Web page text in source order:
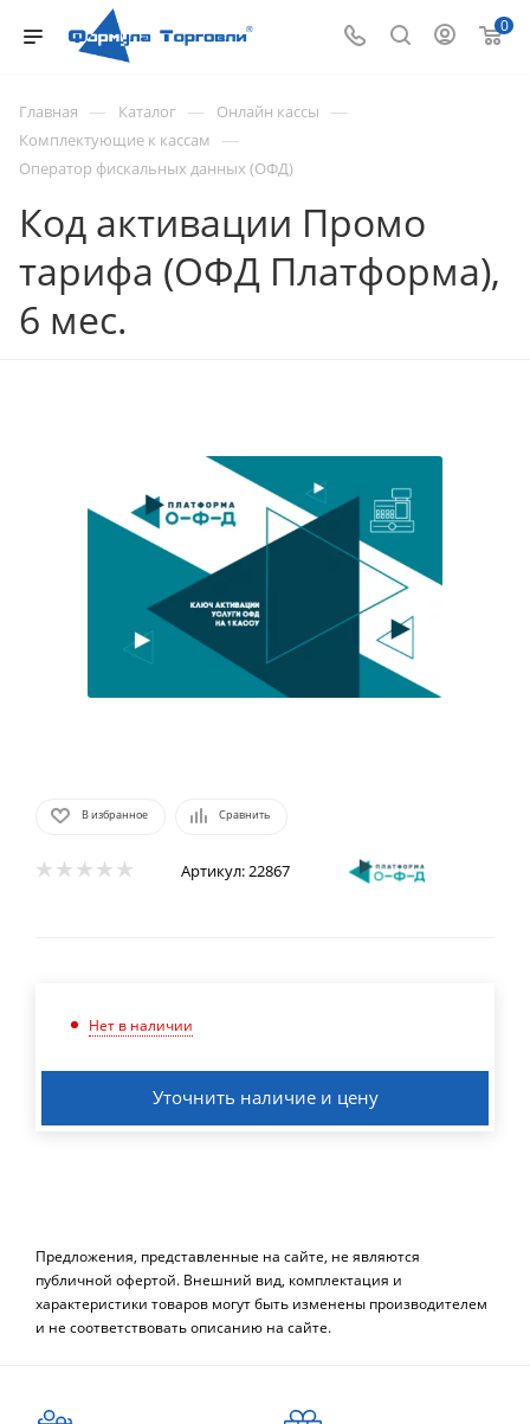
0
Главная — Каталог — Онлайн кассы —
Комплектующие к кассам —
Оператор фискальных данных (ОФД)
Код активации Промо
тарифа (ОФД Платформа),
6 мес.
В избранное Сравнить
Артикул:22867
Нет в наличии
Уточнить наличие и цену
Предложения, представленные на сайте, не являются
публичной офертой. Внешний вид, комплектация и
характеристики товаров могут быть изменены производителем
и не соответствовать описанию на сайте.